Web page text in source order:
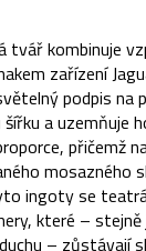
tvář kombinuje
zařízení
podpis na
a uzemňuje
přičemž
mosazného
ingoty se
které –
– zůstávají